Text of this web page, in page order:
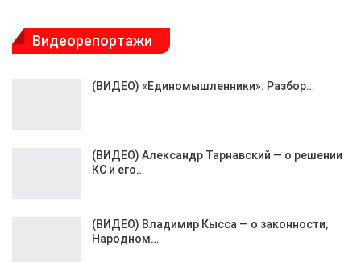
Видеорепортажи
(ВИДЕО) «Единомышленники»: Разбор…
(ВИДЕО) Александр Тарнавский — о решении
КС и его…
(ВИДЕО) Владимир Кысса — о законности,
Народном…